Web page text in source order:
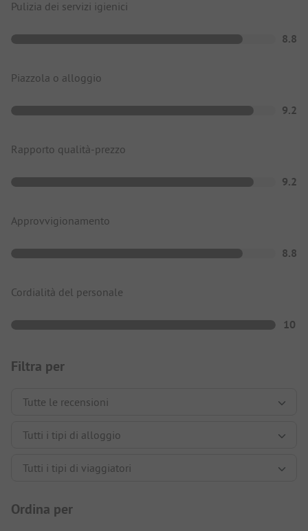
Pulizia dei servizi igienici
8.8
Piazzola o alloggio
9.2
Rapporto qualità-prezzo
9.2
Approvvigionamento
8.8
Cordialità del personale
10
Filtra per
Ordina per